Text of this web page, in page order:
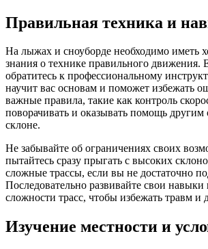
Правильная техника и
На лыжах и сноуборде необходимо иметь
знания о технике правильного движения.
обратитесь к профессиональному
научит вас основам и поможет избежать
важные правила, такие как контроль
поворачивать и оказывать помощь другим
склоне.
Не забывайте об ограничениях своих
пытайтесь сразу прыгать с высоких
сложные трассы, если вы не достаточно
Последовательно развивайте свои навыки
сложности трасс, чтобы избежать травм и
Изучение местности и